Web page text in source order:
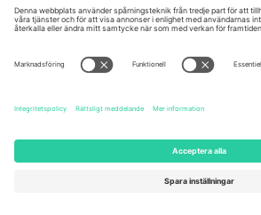
Mexico
Av Chapultepec 360, Roma
Norte, Cuauhtémoc, 06700
Ciudad de México, CDMX,
plats, evenemang och/eller domän. För
evenemangssida, avtryck och villkor.,
© 2026 Ticombo. Alla rättigheter